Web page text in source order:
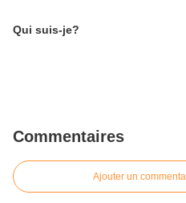
Qui suis-je?
Commentaires
Ajouter un